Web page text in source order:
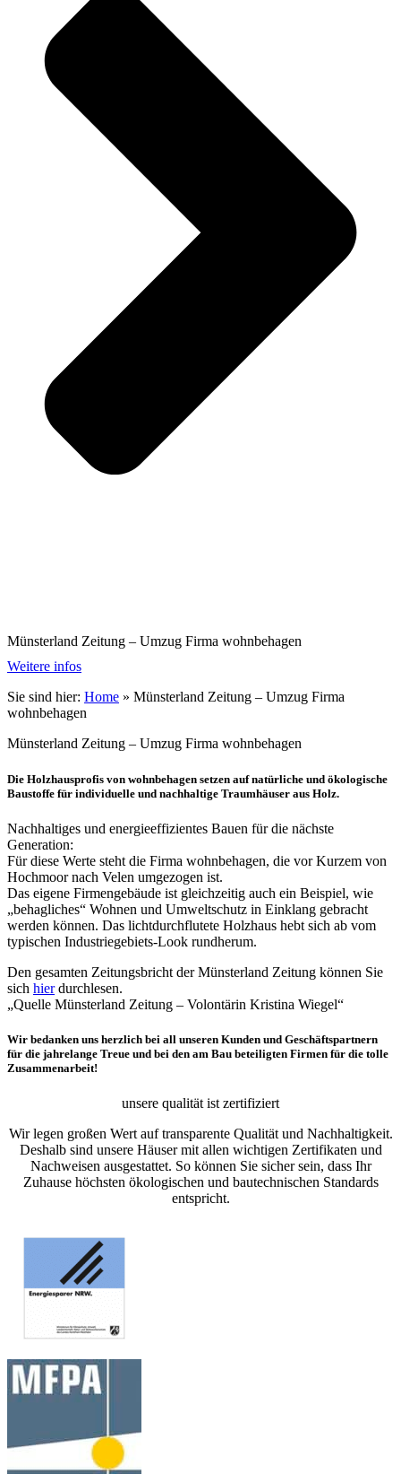
Münsterland Zeitung – Umzug Firma wohnbehagen
Weitere infos
Sie sind hier: Home » Münsterland Zeitung – Umzug Firma
wohnbehagen
Münsterland Zeitung – Umzug Firma wohnbehagen
Die Holzhausprofis von wohnbehagen setzen auf natürliche und ökologische
Baustoffe für individuelle und nachhaltige Traumhäuser aus Holz.
Nachhaltiges und energieeffizientes Bauen für die nächste
Generation:
Für diese Werte steht die Firma wohnbehagen, die vor Kurzem von
Hochmoor nach Velen umgezogen ist.
Das eigene Firmengebäude ist gleichzeitig auch ein Beispiel, wie
„behagliches“ Wohnen und Umweltschutz in Einklang gebracht
werden können. Das lichtdurchflutete Holzhaus hebt sich ab vom
typischen Industriegebiets-Look rundherum.
Den gesamten Zeitungsbricht der Münsterland Zeitung können Sie
sich hierdurchlesen.
„Quelle Münsterland Zeitung – Volontärin Kristina Wiegel“
Wir bedanken uns herzlich bei all unseren Kunden und Geschäftspartnern
für die jahrelange Treue und bei den am Bau beteiligten Firmen für die tolle
Zusammenarbeit!
unsere qualität ist zertifiziert
Wir legen großen Wert auf transparente Qualität und Nachhaltigkeit.
Deshalb sind unsere Häuser mit allen wichtigen Zertifikaten und
Nachweisen ausgestattet. So können Sie sicher sein, dass Ihr
Zuhause höchsten ökologischen und bautechnischen Standards
entspricht.